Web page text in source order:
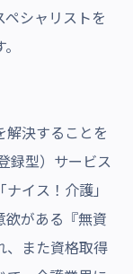
シャリストを
解決することを
録型）サービス
イス！介護」
欲がある『無資
、また資格取得